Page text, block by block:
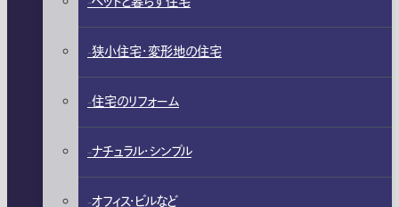
狭小住宅・変形地の住宅
住宅のリフォーム
ナチュラル・シンプル
オフィス・ビルなど